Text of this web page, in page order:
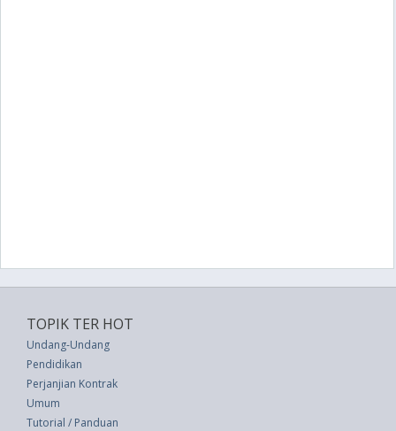
TOPIK TER HOT
Undang-Undang
Pendidikan
Perjanjian Kontrak
Umum
Tutorial / Panduan